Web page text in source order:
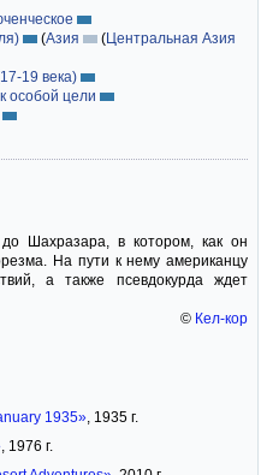
(Азия (Центральная Азия
19 века)
особой цели
Шахразара, в котором, как он
На пути к нему американцу
а также псевдокурда ждет
© Кел-кор
1935», 1935 г.
, 1976 г.